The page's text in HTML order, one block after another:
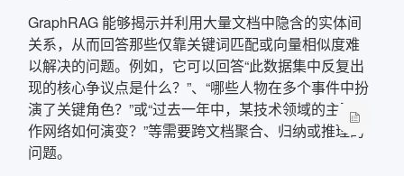
GraphRAG 能够揭示并利用大量文档中隐含的实体间
关系，从而回答那些仅靠关键词匹配或向量相似度难
以解决的问题。例如，它可以回答“此数据集中反复出
现的核心争议点是什么？”、“哪些人物在多个事件中扮
演了关键角色？”或“过去一年中，某技术领域的主要合
作网络如何演变？”等需要跨文档聚合、归纳或推理的
问题。